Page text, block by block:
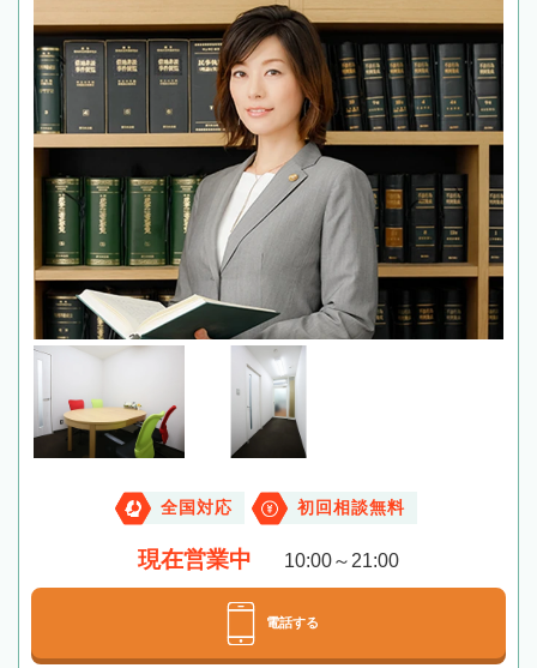
全国対応 初回相談無料
現在営業中 10:00～21:00
電話する